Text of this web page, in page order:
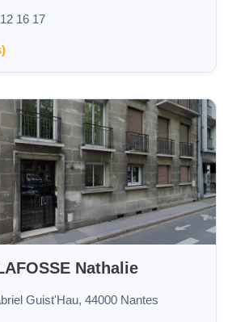
16 17
Nathalie
Guist'Hau, 44000 Nantes